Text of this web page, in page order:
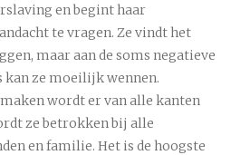
en begint haar
te vragen. Ze vindt het
maar aan de soms negatieve
kan ze moeilijk wennen.
wordt er van alle kanten
ze betrokken bij alle
en familie. Het is de hoogste